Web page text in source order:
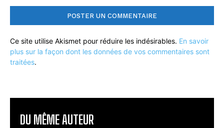
Ce site utilise Akismet pour réduire les indésirables. En savoir
plus sur la façon dont les données de vos commentaires sont
traitées.
DU MÊME AUTEUR